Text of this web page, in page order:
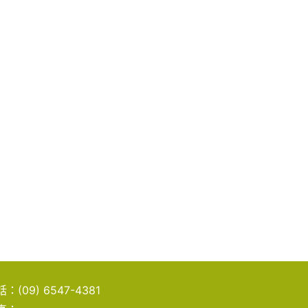
： (09) 6547-4381